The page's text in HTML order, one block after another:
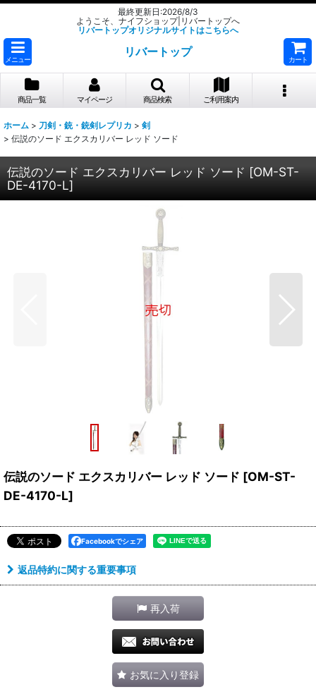
最終更新日:2026/8/3
ようこそ、ナイフショップ|リバートップへ
リバートップオリジナルサイトはこちらへ
メニュー
リバートップ
カート
商品一覧 マイページ 商品検索 ご利用案内
ホーム > 刀剣・銃・銃剣レプリカ > 剣
> 伝説のソード エクスカリバー レッド ソード
伝説のソード エクスカリバー レッド ソード [OM-ST-
DE-4170-L]
伝説のソード エクスカリバー レッド ソード [OM-ST-
DE-4170-L]
Facebookでシェア
返品特約に関する重要事項
再入荷
お気に入り登録